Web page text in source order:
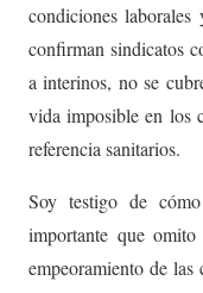
condiciones
confirman sindicatos
a interinos, no se
vida imposible en los
referencia sanitarios.
Soy testigo de
importante que
empeoramiento de las